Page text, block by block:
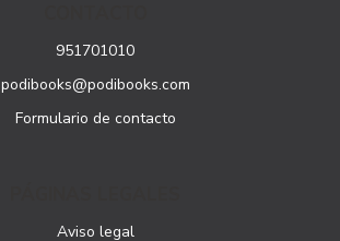
951701010
podibooks@podibooks.com
Formulario de contacto
Aviso legal